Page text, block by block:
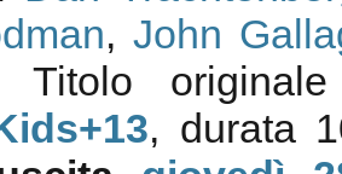
, John
Titolo
, durata